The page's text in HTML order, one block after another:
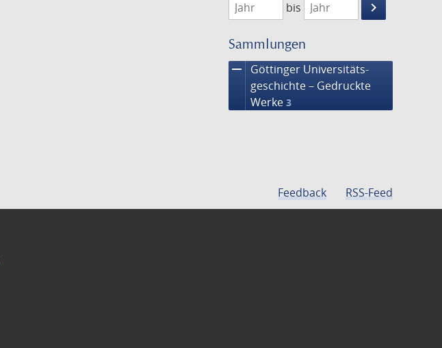
bis
keyboard_arrow_right
Suche
Sammlungen
remove
Göttinger Universitäts­
geschichte – Gedruckte
Werke 3
Feedback RSS-Feed